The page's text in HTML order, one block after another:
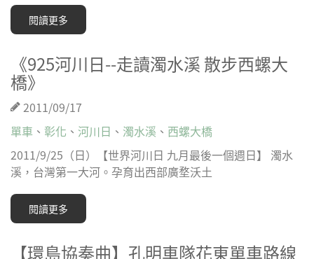
閱讀更多
《925河川日--走讀濁水溪 散步西螺大
橋》
2011/09/17
單車 、 彰化 、 河川日 、 濁水溪 、 西螺大橋
2011/9/25（日）【世界河川日 九月最後一個週日】 濁水
溪，台灣第一大河。孕育出西部廣堥沃土
閱讀更多
【環島協奏曲】孔明車隊花東單車路線